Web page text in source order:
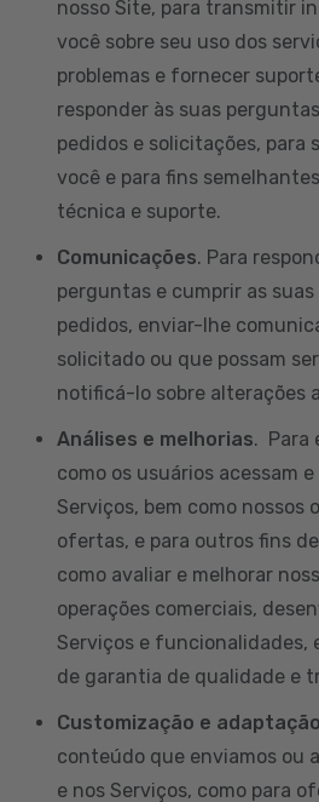
nosso Site, para transmitir
você sobre seu uso dos
problemas e fornecer
responder às suas
pedidos e solicitações, para
você e para fins
técnica e suporte.
Comunicações. Para
perguntas e cumprir as
pedidos, enviar-lhe
solicitado ou que possam
notificá-lo sobre alterações
Análises e melhorias. Para
como os usuários acessam
Serviços, bem como nossos
ofertas, e para outros fins
como avaliar e melhorar
operações comerciais,
Serviços e funcionalidades,
de garantia de qualidade e
Customização e adaptação
conteúdo que enviamos ou
e nos Serviços, como para